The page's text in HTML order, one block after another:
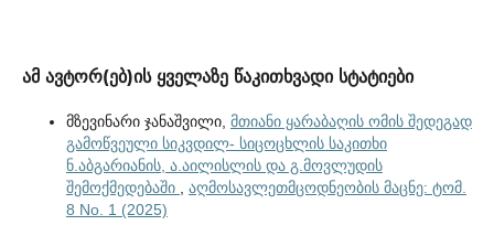
ამ ავტორ(ებ)ის ყველაზე წაკითხვადი სტატიები
მზევინარი ჯანაშვილი, მთიანი ყარაბაღის ომის შედეგად
გამოწვეული სიკვდილ- სიცოცხლის საკითხი
ნ.აბგარიანის, ა.აილისლის და გ.მოვლუდის
შემოქმედებაში
აღმოსავლეთმცოდნეობის მაცნე: ტომ.
8 No. 1 (2025)